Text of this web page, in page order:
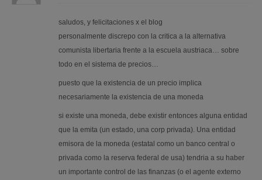
saludos, y felicitaciones x el blog
personalmente discrepo con la critica a la alternativa
comunista libertaria frente a la escuela austriaca… sobre
todo en el sistema de precios…
puesto que la existencia de un precio implica
necesariamente la existencia de una moneda
si existe una moneda, debe existir entonces alguna entidad
que la emita (un estado, una corp privada). Una entidad
emisora de la moneda (estatal como un banco central o
privada como la reserva federal de usa) tendria a su haber
un importante control de las finanzas (o el agente externo